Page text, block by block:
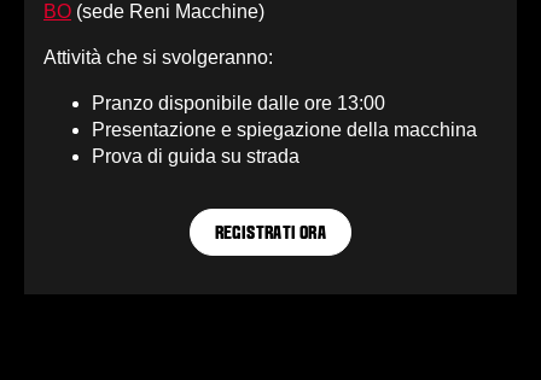
BO (sede Reni Macchine)
Attività che si svolgeranno:
Pranzo disponibile dalle ore 13:00
Presentazione e spiegazione della macchina
Prova di guida su strada
REGISTRATI ORA